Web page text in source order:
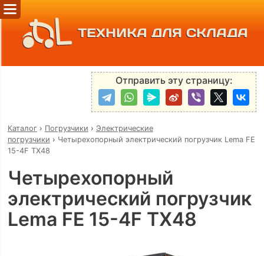
ТЕХНИКА ДЛЯ СКЛАДА
Отправить эту страницу:
Каталог› Погрузчики › Электрические
погрузчики › Четырехопорный электрический погрузчик Lema FE
15-4F TX48
Четырехопорный
электрический погрузчик
Lema FE 15-4F TX48